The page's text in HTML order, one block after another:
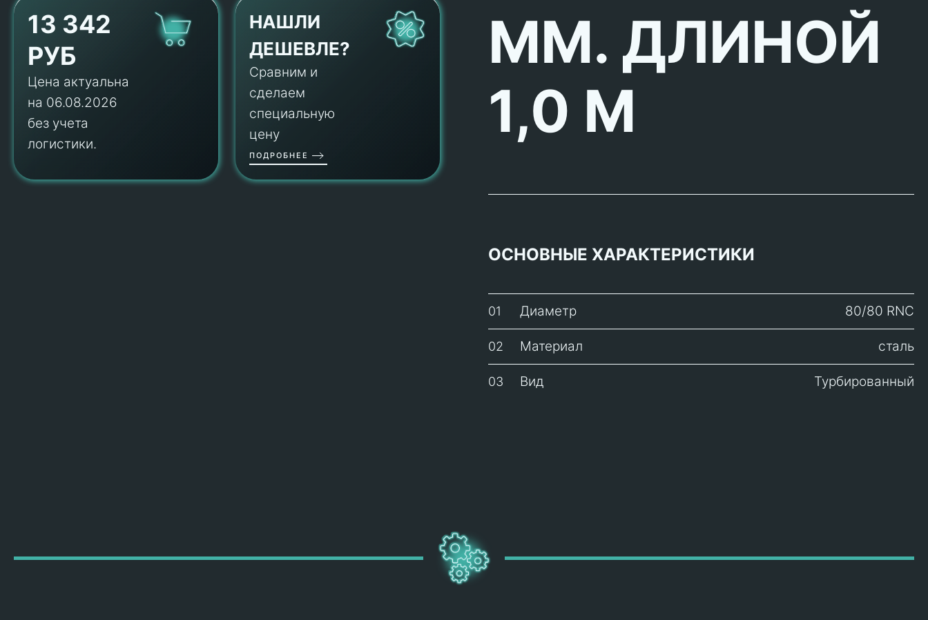
13 342
РУБ
Цена актуальна
на 06.08.2026
без учета
логистики.
НАШЛИ
ДЕШЕВЛЕ?
Сравним и
сделаем
специальную
цену
ПОДРОБНЕЕ
ММ. ДЛИНОЙ
1,0 М
ОСНОВНЫЕ ХАРАКТЕРИСТИКИ
01 Диаметр 80/80 RNC
02 Материал сталь
03 Вид Турбированный